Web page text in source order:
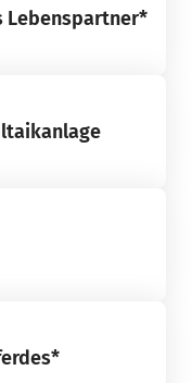
Lebenspartner*